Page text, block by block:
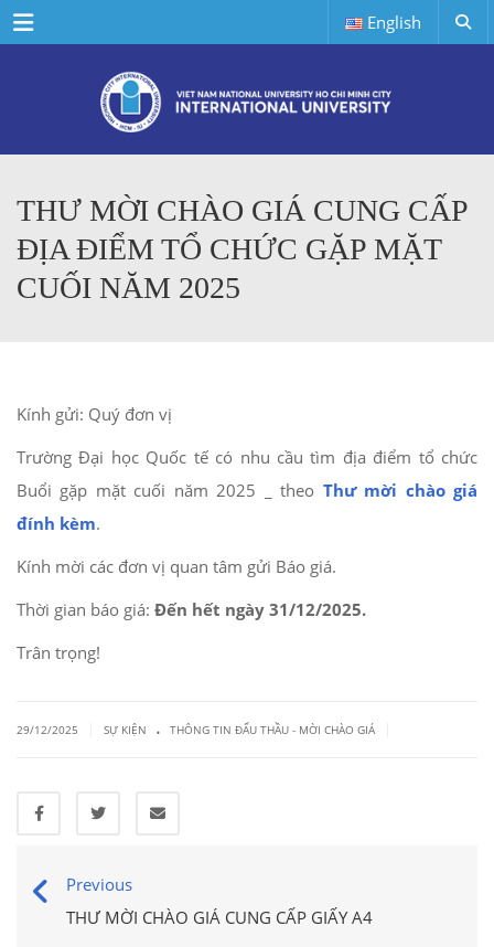
Menu English
THƯ MỜI CHÀO GIÁ CUNG CẤP
ĐỊA ĐIỂM TỔ CHỨC GẶP MẶT
CUỐI NĂM 2025
Kính gửi: Quý đơn vị
Trường Đại học Quốc tế có nhu cầu tìm địa điểm tổ chức
Buổi gặp mặt cuối năm 2025 _ theo Thư mời chào giá
đính kèm.
Kính mời các đơn vị quan tâm gửi Báo giá.
Thời gian báo giá: Đến hết ngày 31/12/2025.
Trân trọng!
29/12/2025 SỰ KIỆN . THÔNG TIN ĐẤU THẦU - MỜI CHÀO GIÁ
Previous
THƯ MỜI CHÀO GIÁ CUNG CẤP GIẤY A4